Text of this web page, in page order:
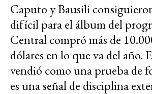
Caputo y Bausili
difícil para el álbum del
Central compró más de
dólares en lo que va del año.
vendió como una prueba de
es una señal de disciplina